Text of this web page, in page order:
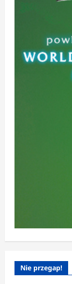
Nie przegap!